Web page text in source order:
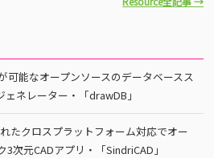
可能なオープンソースのデータベースス
ネレーター・「drawDB」
たクロスプラットフォーム対応でオー
次元CADアプリ・「SindriCAD」